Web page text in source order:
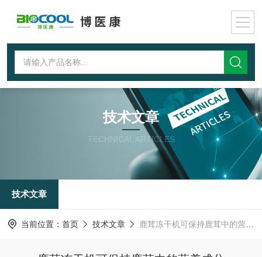
技术文章
TECHNICAL ARTICLES
技术文章
当前位置： 首页 技术文章 鹿茸冻干机可保持鹿茸中的营养成分